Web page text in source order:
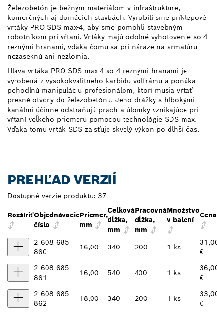
Železobetón je bežným materiálom v infraštruktúre,
komerčných aj domácich stavbách. Vyrobili sme príklepové
vrtáky PRO SDS max-4, aby sme pomohli stavebným
robotníkom pri vŕtaní. Vrtáky majú odolné vyhotovenie so 4
reznými hranami, vďaka čomu sa pri náraze na armatúru
nezaseknú ani nezlomia.
Hlava vrtáka PRO SDS max-4 so 4 reznými hranami je
vyrobená z vysokokvalitného karbidu volfrámu a ponúka
pohodlnú manipuláciu profesionálom, ktorí musia vŕtať
presné otvory do železobetónu. Jeho drážky s hlbokými
kanálmi účinne odstraňujú prach a úlomky vznikajúce pri
vŕtaní veľkého priemeru pomocou technológie SDS max.
Vďaka tomu vrták SDS zaisťuje skvelý výkon po dlhší čas.
PREHĽAD VERZIÍ
Dostupné verzie produktu: 37
RozšíriťObjednávacie
číslo
Priemer,
mm
Celková
dĺžka,
mm
Pracovná
dĺžka,
mm
Množstvo
v balení
Cena
2 608 685
860
16,00 340 200 1 ks
€
2 608 685
861
16,00 540 400 1 ks
€
2 608 685
862
18,00 340 200 1 ks
€